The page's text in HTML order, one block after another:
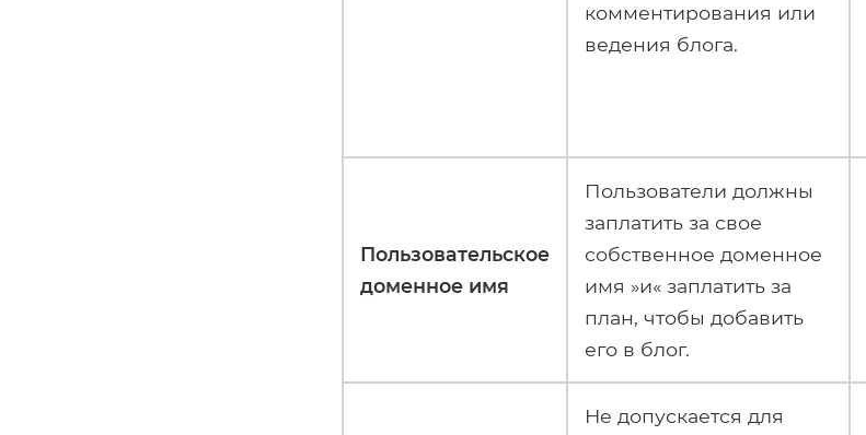
комментирования или
ведения блога.
Пользовательское
доменное имя
Пользователи должны
заплатить за свое
собственное доменное
имя »и« заплатить за
план, чтобы добавить
его в блог.
Не допускается для